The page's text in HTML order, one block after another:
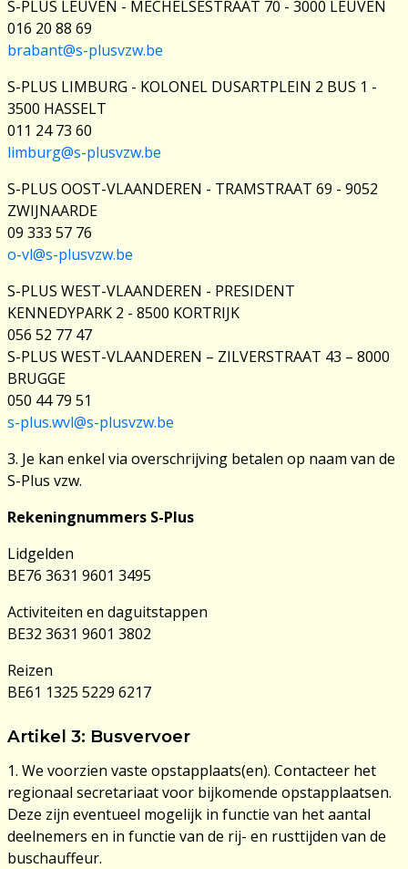
S-PLUS LEUVEN - MECHELSESTRAAT 70 - 3000 LEUVEN
016 20 88 69
brabant@s-plusvzw.be
S-PLUS LIMBURG - KOLONEL DUSARTPLEIN 2 BUS 1 -
3500 HASSELT
011 24 73 60
limburg@s-plusvzw.be
S-PLUS OOST-VLAANDEREN - TRAMSTRAAT 69 - 9052
ZWIJNAARDE
09 333 57 76
o-vl@s-plusvzw.be
S-PLUS WEST-VLAANDEREN - PRESIDENT
KENNEDYPARK 2 - 8500 KORTRIJK
056 52 77 47
S-PLUS WEST-VLAANDEREN – ZILVERSTRAAT 43 – 8000
BRUGGE
050 44 79 51
s-plus.wvl@s-plusvzw.be
3. Je kan enkel via overschrijving betalen op naam van de
S-Plus vzw.
Rekeningnummers S-Plus
Lidgelden
BE76 3631 9601 3495
Activiteiten en daguitstappen
BE32 3631 9601 3802
Reizen
BE61 1325 5229 6217
Artikel 3: Busvervoer
1. We voorzien vaste opstapplaats(en). Contacteer het
regionaal secretariaat voor bijkomende opstapplaatsen.
Deze zijn eventueel mogelijk in functie van het aantal
deelnemers en in functie van de rij- en rusttijden van de
buschauffeur.